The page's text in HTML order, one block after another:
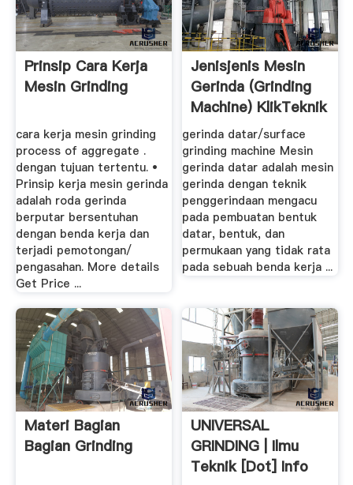
Prinsip Cara Kerja
Mesin Grinding
cara kerja mesin grinding
process of aggregate .
dengan tujuan tertentu. •
Prinsip kerja mesin gerinda
adalah roda gerinda
berputar bersentuhan
dengan benda kerja dan
terjadi pemotongan/
pengasahan. More details
Get Price ...
Jenisjenis Mesin
Gerinda (Grinding
Machine) KlikTeknik
gerinda datar/surface
grinding machine Mesin
gerinda datar adalah mesin
gerinda dengan teknik
penggerindaan mengacu
pada pembuatan bentuk
datar, bentuk, dan
permukaan yang tidak rata
pada sebuah benda kerja ...
Materi Bagian
Bagian Grinding
UNIVERSAL
GRINDING | Ilmu
Teknik [dot] Info